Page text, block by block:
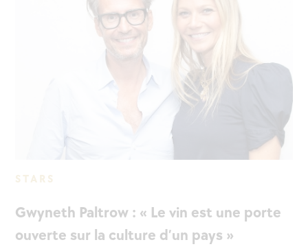
STARS
Gwyneth Paltrow : « Le vin est une porte
ouverte sur la culture d’un pays »